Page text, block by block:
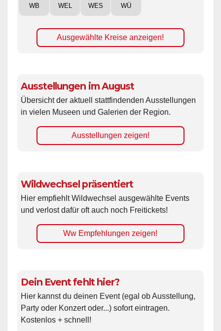
WB WEL WES WÜ
Ausgewählte Kreise anzeigen!
Ausstellungen im August
Übersicht der aktuell stattfindenden Ausstellungen
in vielen Museen und Galerien der Region.
Ausstellungen zeigen!
Wildwechsel präsentiert
Hier empfiehlt Wildwechsel ausgewählte Events
und verlost dafür oft auch noch Freitickets!
Ww Empfehlungen zeigen!
Dein Event fehlt hier?
Hier kannst du deinen Event (egal ob Ausstellung,
Party oder Konzert oder...) sofort eintragen.
Kostenlos + schnell!